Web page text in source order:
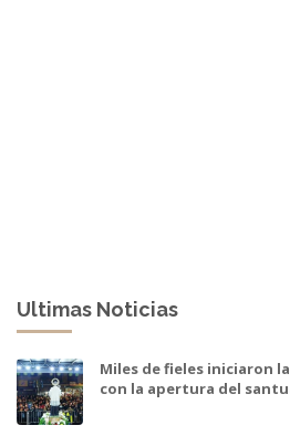
Ultimas Noticias
Miles de fieles iniciaron
con la apertura del